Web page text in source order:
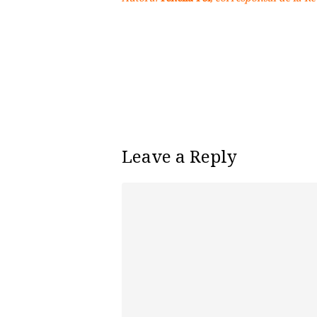
Leave a Reply